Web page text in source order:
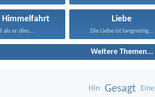
Himmelfahrt
als er dies...
Liebe
Die Liebe ist langmütig...
Weitere Themen...
Hin Gesagt Eine